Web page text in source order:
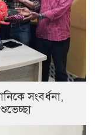
সংবর্ধনা,